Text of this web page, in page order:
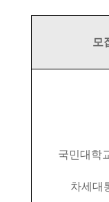
모
국민대학
차세대